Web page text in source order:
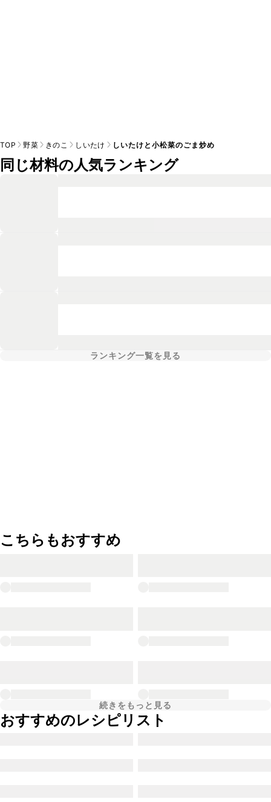
TOP 野菜 きのこ しいたけ しいたけと小松菜のごま炒め
同じ材料の人気ランキング
ランキング一覧を見る
こちらもおすすめ
続きをもっと見る
おすすめのレシピリスト